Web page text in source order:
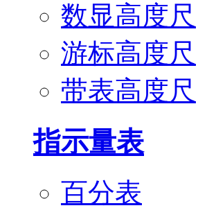
数显高度尺
游标高度尺
带表高度尺
指示量表
百分表